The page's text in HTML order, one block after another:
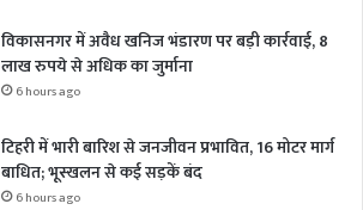
विकासनगर में अवैध खनिज भंडारण पर बड़ी कार्रवाई, 8
लाख रुपये से अधिक का जुर्माना
6 hours ago
टिहरी में भारी बारिश से जनजीवन प्रभावित, 16 मोटर मार्ग
बाधित; भूस्खलन से कई सड़कें बंद
6 hours ago